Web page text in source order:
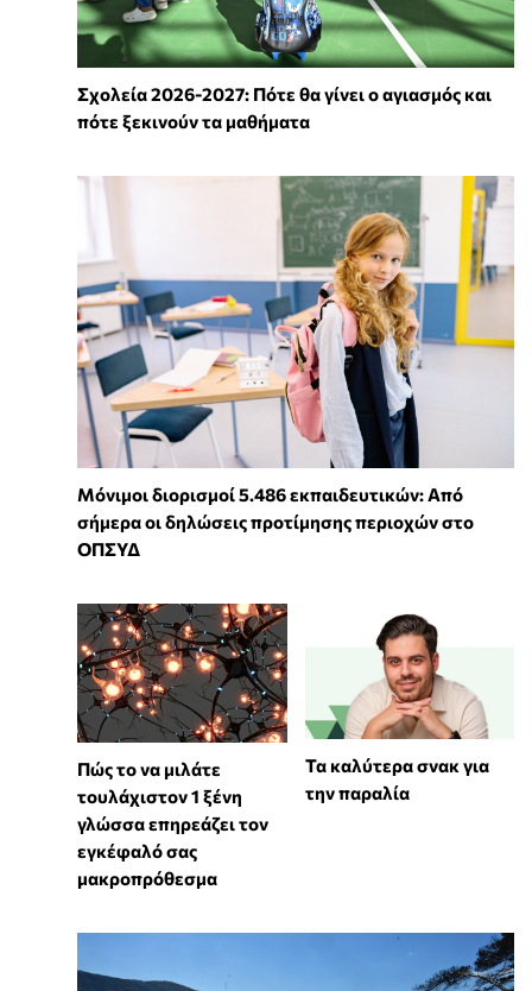
Σχολεία 2026-2027: Πότε θα γίνει ο αγιασμός και
πότε ξεκινούν τα μαθήματα
Μόνιμοι διορισμοί 5.486 εκπαιδευτικών: Από
σήμερα οι δηλώσεις προτίμησης περιοχών στο
ΟΠΣΥΔ
⁠Πώς το να μιλάτε
τουλάχιστον 1 ξένη
γλώσσα επηρεάζει τον
εγκέφαλό σας
μακροπρόθεσμα
Τα καλύτερα σνακ για
την παραλία